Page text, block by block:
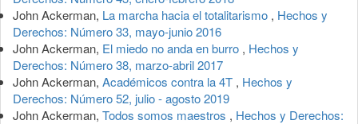
John Ackerman, La marcha hacia el totalitarismo , Hechos y
Derechos: Número 33, mayo-junio 2016
John Ackerman, El miedo no anda en burro , Hechos y
Derechos: Número 38, marzo-abril 2017
John Ackerman, Académicos contra la 4T , Hechos y
Derechos: Número 52, julio - agosto 2019
John Ackerman, Todos somos maestros , Hechos y Derechos: